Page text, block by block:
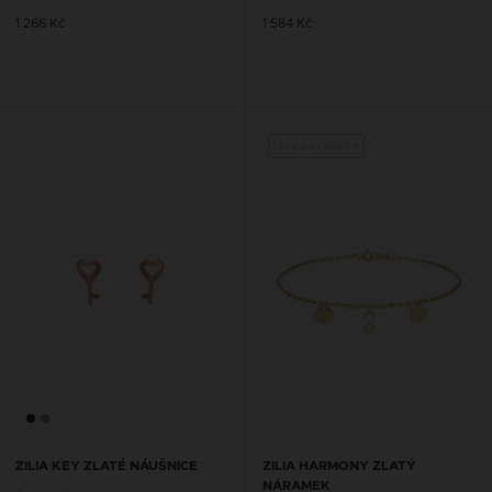
1 266 Kč 1 584 Kč
ZILIA KEY ZLATÉ NÁUŠNICE
ZILIA HARMONY ZLATÝ
NÁRAMEK